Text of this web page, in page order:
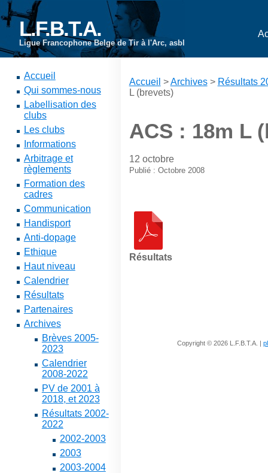
L.F.B.T.A.
Ligue Francophone Belge de Tir à l'Arc, asbl
Accueil
Qui sommes-nous
Labellisation des
clubs
Les clubs
Informations
Arbitrage et
règlements
Formation des
cadres
Communication
Handisport
Anti-dopage
Ethique
Haut niveau
Calendrier
Résultats
Partenaires
Archives
Brèves 2005-
2023
Calendrier
2008-2022
PV de 2001 à
2018, et 2023
Résultats 2002-
2022
2002-2003
2003
2003-2004
Accueil >Archives> Résultats
L (brevets)
ACS : 18m L
12 octobre
Publié : Octobre 2008
Résultats
Copyright © 2026 L.F.B.T.A. |